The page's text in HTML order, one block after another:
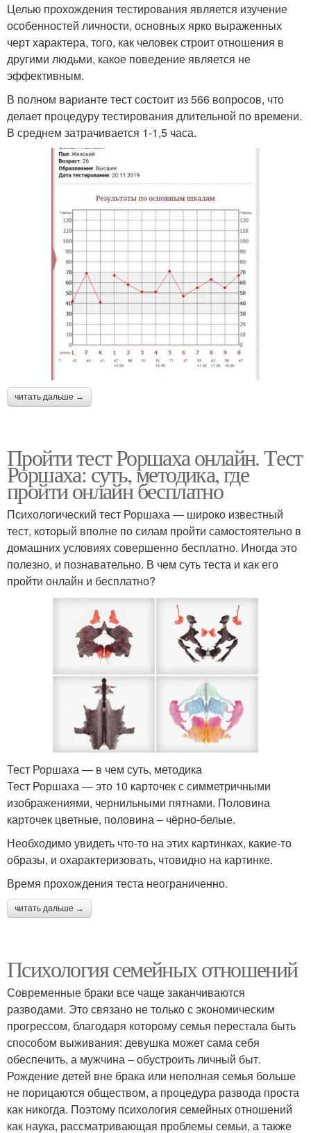
Целью прохождения тестирования является изучение
особенностей личности, основных ярко выраженных
черт характера, того, как человек строит отношения в
другими людьми, какое поведение является не
эффективным.
В полном варианте тест состоит из 566 вопросов, что
делает процедуру тестирования длительной по времени.
В среднем затрачивается 1-1,5 часа.
читать дальше →
Пройти тест Роршаха онлайн. Тест
Роршаха: суть, методика, где
пройти онлайн бесплатно
Психологический тест Роршаха — широко известный
тест, который вполне по силам пройти самостоятельно в
домашних условиях совершенно бесплатно. Иногда это
полезно, и познавательно. В чем суть теста и как его
пройти онлайн и бесплатно?
Тест Роршаха — в чем суть, методика
Тест Роршаха — это 10 карточек с симметричными
изображениями, чернильными пятнами. Половина
карточек цветные, половина – чёрно-белые.
Необходимо увидеть что-то на этих картинках, какие-то
образы, и охарактеризовать, чтовидно на картинке.
Время прохождения теста неограниченно.
читать дальше →
Психология семейных отношений
Современные браки все чаще заканчиваются
разводами. Это связано не только с экономическим
прогрессом, благодаря которому семья перестала быть
способом выживания: девушка может сама себя
обеспечить, а мужчина – обустроить личный быт.
Рождение детей вне брака или неполная семья больше
не порицаются обществом, а процедура развода проста
как никогда. Поэтому психология семейных отношений
как наука, рассматривающая проблемы семьи, а также